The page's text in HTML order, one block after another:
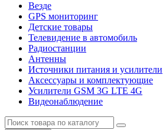
Везде
GPS мониторинг
Детские товары
Телевидение в автомобиль
Радиостанции
Антенны
Источники питания и усилители
Аксессуары и комплектующие
Усилители GSM 3G LTE 4G
Видеонаблюдение